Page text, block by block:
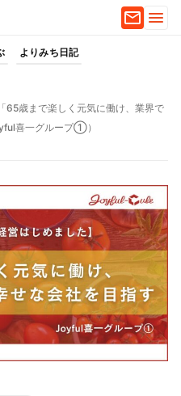
よりみち日記
65歳まで楽しく元気に働け、業界で
喜一グループ①）